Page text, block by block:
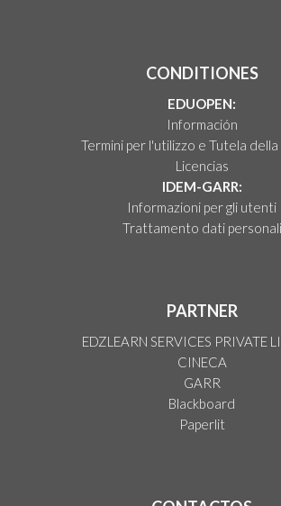
CONDITIONES
EDUOPEN:
Información
Termini per l'utilizzo e Tutela della
Licencias
IDEM-GARR:
Informazioni per gli utenti
Trattamento dati personali
PARTNER
EDZLEARN SERVICES PRIVATE
CINECA
GARR
Blackboard
Paperlit